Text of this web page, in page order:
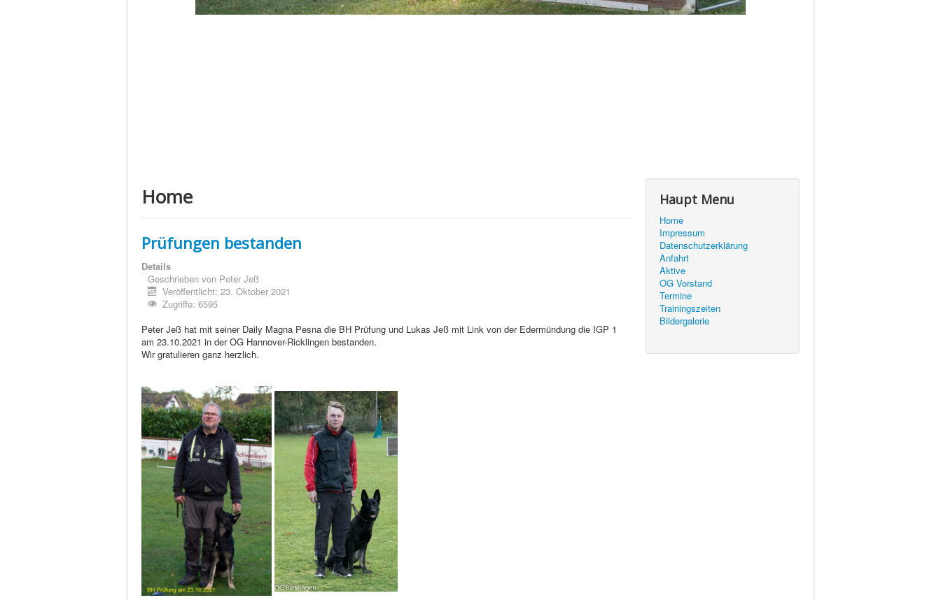
Home
Prüfungen bestanden
Details
Geschrieben von Peter Jeß
Veröffentlicht: 23. Oktober 2021
Zugriffe: 6595
Peter Jeß hat mit seiner Daily Magna Pesna die BH Prüfung und Lukas Jeß mit Link von der Edermündung die IGP 1
am 23.10.2021 in der OG Hannover-Ricklingen bestanden.
Wir gratulieren ganz herzlich.
Haupt Menu
Home
Impressum
Datenschutzerklärung
Anfahrt
Aktive
OG Vorstand
Termine
Trainingszeiten
Bildergalerie